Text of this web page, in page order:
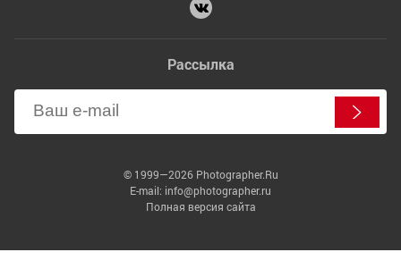
Рассылка
© 1999—2026 Photographer.Ru
E-mail: info@photographer.ru
Полная версия сайта